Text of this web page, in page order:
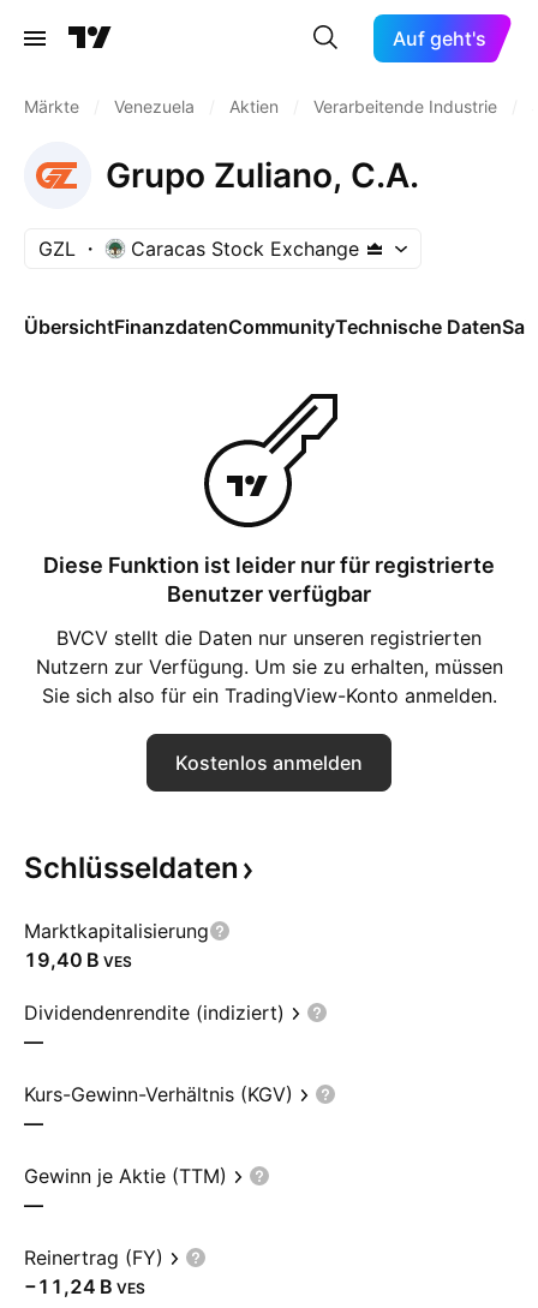
Auf geht's
Märkte Venezuela Aktien Verarbeitende Industrie
Grupo Zuliano, C.A.
GZL Caracas Stock Exchange
ÜbersichtFinanzdatenCommunityTechnische Daten
Diese Funktion ist leider nur für registrierte
Benutzer verfügbar
BVCV stellt die Daten nur unseren registrierten
Nutzern zur Verfügung. Um sie zu erhalten, müssen
Sie sich also für ein TradingView-Konto anmelden.
Kostenlos anmelden
Schlüsseldaten
Marktkapitalisierung
‪19,40 B‬ VES
Dividendenrendite (indiziert)
—
Kurs-Gewinn-Verhältnis (KGV)
—
Gewinn je Aktie (TTM)
—
Reinertrag (FY)
‪−11,24 B‬ VES